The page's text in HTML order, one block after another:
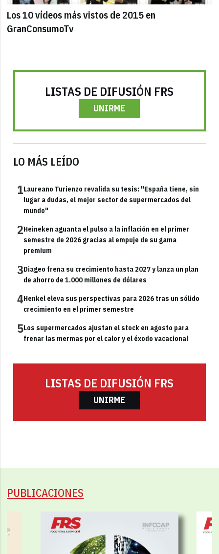
Los 10 vídeos más vistos de 2015 en
GranConsumoTv
LISTAS DE DIFUSIÓN FRS
UNIRME
LO MÁS LEÍDO
1Laureano Turienzo revalida su tesis: "España tiene, sin
lugar a dudas, el mejor sector de supermercados del
mundo"
2Heineken aguanta el pulso a la inflación en el primer
semestre de 2026 gracias al empuje de su gama
premium
3Diageo frena su crecimiento hasta 2027 y lanza un plan
de ahorro de 1.000 millones de dólares
4Henkel eleva sus perspectivas para 2026 tras un sólido
crecimiento en el primer semestre
5Los supermercados ajustan el stock en agosto para
frenar las mermas por el calor y el éxodo vacacional
LISTAS DE DIFUSIÓN FRS
UNIRME
PUBLICACIONES